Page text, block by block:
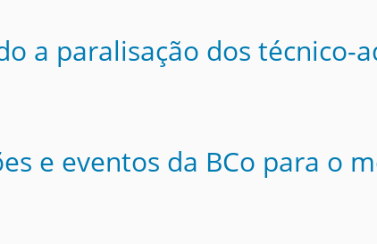
a paralisação dos técnico-
e eventos da BCo para o